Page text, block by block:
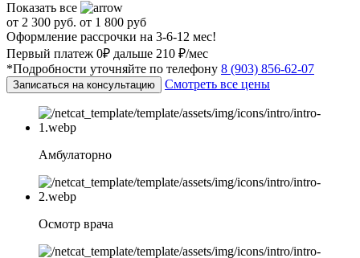
Показать все
от 2 300 руб. от 1 800 руб
Оформление рассрочки на 3-6-12 мес!
Первый платеж 0₽ дальше 210 ₽/мес
*Подробности уточняйте по телефону 8 (903) 856-62-07
Записаться на консультацию Смотреть все цены
Амбулаторно
Осмотр врача